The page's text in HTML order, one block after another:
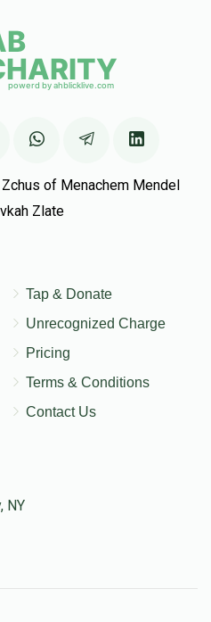
of Menachem Mendel
Zlate
Tap & Donate
Unrecognized Charge
Pricing
Terms & Conditions
Contact Us
NY